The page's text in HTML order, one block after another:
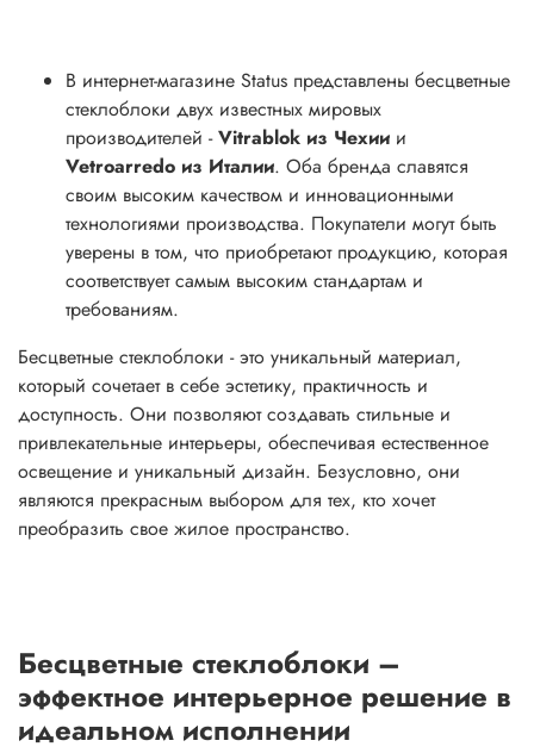
В интернет-магазине Status представлены бесцветные
стеклоблоки двух известных мировых
производителей -Vitrablok из Чехии и
Vetroarredo из Италии. Оба бренда славятся
своим высоким качеством и инновационными
технологиями производства. Покупатели могут быть
уверены в том, что приобретают продукцию, которая
соответствует самым высоким стандартам и
требованиям.
Бесцветные стеклоблоки - это уникальный материал,
который сочетает в себе эстетику, практичность и
доступность. Они позволяют создавать стильные и
привлекательные интерьеры, обеспечивая естественное
освещение и уникальный дизайн. Безусловно, они
являются прекрасным выбором для тех, кто хочет
преобразить свое жилое пространство.
Бесцветные стеклоблоки –
эффектное интерьерное решение в
идеальном исполнении